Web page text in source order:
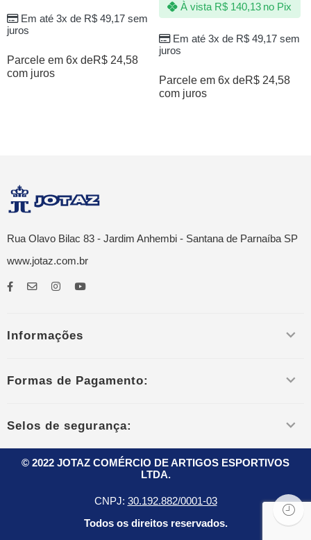
Em até 3x de R$49,17sem
juros
Parcele em 6x deR$ 24,58
com juros
Em até 3x de R$49,17sem
juros
À vista R$140,13 no Pix
Parcele em 6x deR$ 24,58
com juros
Rua Olavo Bilac 83 - Jardim Anhembi - Santana de Parnaíba SP
www.jotaz.com.br
Informações
Formas de Pagamento:
Selos de segurança:
© 2022 JOTAZ COMÉRCIO DE ARTIGOS ESPORTIVOS
LTDA.
CNPJ: 30.192.882/0001-03
Todos os direitos reservados.